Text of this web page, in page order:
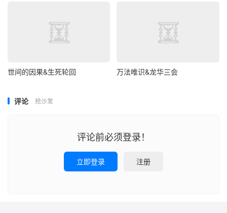
世间的因果&生死轮回 万法唯识&龙华三会
评论 抢沙发
评论前必须登录！
立即登录 注册